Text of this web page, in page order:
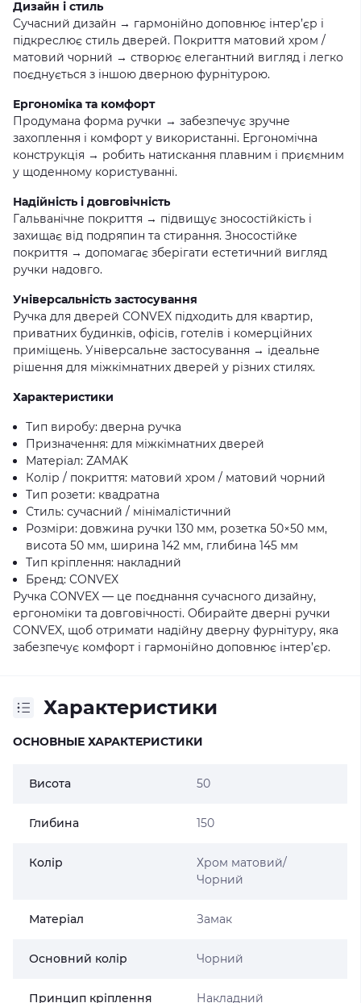
Дизайн і стиль
Сучасний дизайн → гармонійно доповнює інтер’єр і
підкреслює стиль дверей. Покриття матовий хром /
матовий чорний → створює елегантний вигляд і легко
поєднується з іншою дверною фурнітурою.
Ергономіка та комфорт
Продумана форма ручки → забезпечує зручне
захоплення і комфорт у використанні. Ергономічна
конструкція → робить натискання плавним і приємним
у щоденному користуванні.
Надійність і довговічність
Гальванічне покриття → підвищує зносостійкість і
захищає від подряпин та стирання. Зносостійке
покриття → допомагає зберігати естетичний вигляд
ручки надовго.
Універсальність застосування
Ручка для дверей CONVEX підходить для квартир,
приватних будинків, офісів, готелів і комерційних
приміщень. Універсальне застосування → ідеальне
рішення для міжкімнатних дверей у різних стилях.
Характеристики
Тип виробу: дверна ручка
Призначення: для міжкімнатних дверей
Матеріал: ZAMAK
Колір / покриття: матовий хром / матовий чорний
Тип розети: квадратна
Стиль: сучасний / мінімалістичний
Розміри: довжина ручки 130 мм, розетка 50×50 мм,
висота 50 мм, ширина 142 мм, глибина 145 мм
Тип кріплення: накладний
Бренд: CONVEX
Ручка CONVEX — це поєднання сучасного дизайну,
ергономіки та довговічності. Обирайте дверні ручки
CONVEX, щоб отримати надійну дверну фурнітуру, яка
забезпечує комфорт і гармонійно доповнює інтер’єр.
Характеристики
ОСНОВНЫЕ ХАРАКТЕРИСТИКИ
Висота 50
Глибина 150
Колір
Хром матовий/
Чорний
Матеріал Замак
Основний колір Чорний
Принцип кріплення Накладний